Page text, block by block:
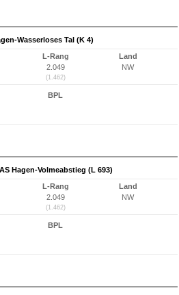
Wasserloses Tal (K 4)
L-Rang
2.049
(1.462)
Land
NW
BPL
Hagen-Volmeabstieg (L 693)
L-Rang
2.049
(1.462)
Land
NW
BPL